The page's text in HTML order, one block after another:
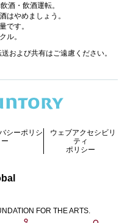
酒・飲酒運転。
はやめましょう。
です。
ル。
および共有はご遠慮ください。
FOR THE ARTS.
シーポリシ
ー
ウェブアクセシビリ
ティ
ポリシー
新しいウィンドウで開く